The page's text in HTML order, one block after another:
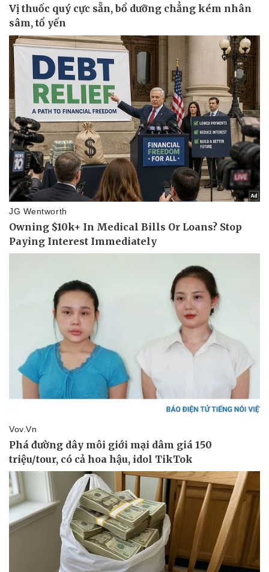
Thế giới thể thao
eSports
Hậu trường
Tư vấn
Doanh nghiệp
Thông tin doanh nghiệp
Doanh nghiệp 24h
Doanh nhân
Vì cộng đồng
Công nghệ
Sành điệu
Tin Công nghệ
Trải nghiệm
Chuyển đổi số